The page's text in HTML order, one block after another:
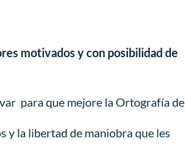
motivados y con posibilidad de
para que mejore la Ortografía de
y la libertad de maniobra que les